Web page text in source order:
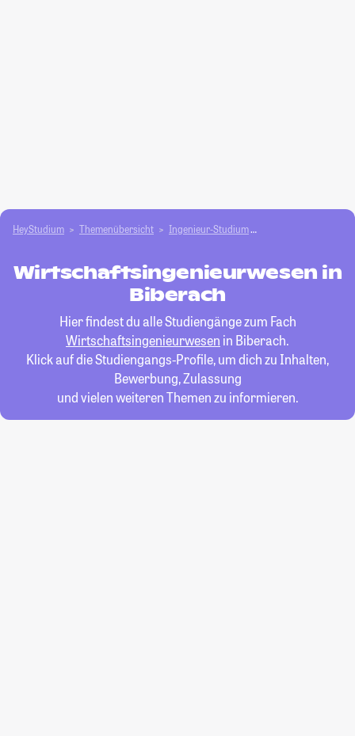
HeyStudium Themenübersicht Ingenieur-Studium
Wirtschaftsingenieurwesen in
Biberach
Hier findest du alle Studiengänge zum Fach
Wirtschaftsingenieurwesen in Biberach.
Klick auf die Studiengangs-Profile, um dich zu Inhalten,
Bewerbung, Zulassung
und vielen weiteren Themen zu informieren.